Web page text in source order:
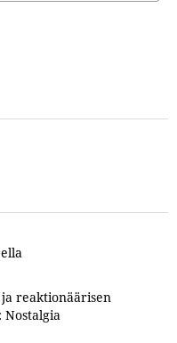
reaktionäärisen